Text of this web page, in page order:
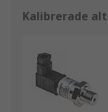
Kalibrerade